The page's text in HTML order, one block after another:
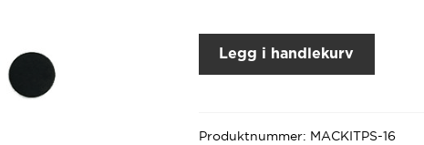
Legg i handlekurv
Produktnummer: MACKITPS-16